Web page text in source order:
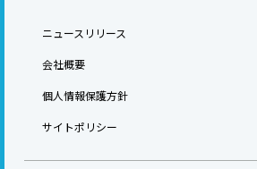
ニュースリリース
会社概要
個人情報保護方針
サイトポリシー